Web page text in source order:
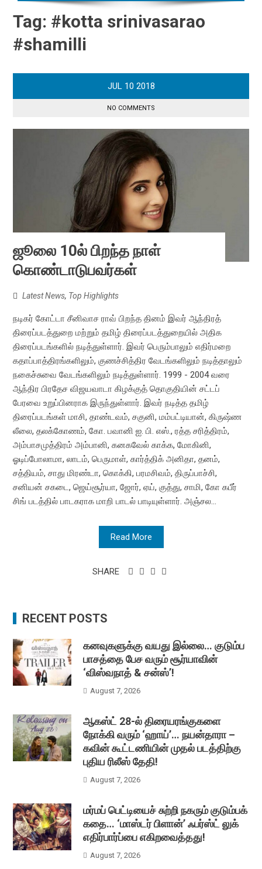
Tag: #kotta srinivasarao
#shamilli
JUL 10 2018
NO COMMENTS
ஜூலை 10ல் பிறந்த நாள்
கொண்டாடுபவர்கள்
Latest News, Top Highlights
நடிகர் கோட்டா சீனிவாச ராவ் பிறந்த தினம் இவர் ஆந்திரத்
திரைப்படத்துறை மற்றும் தமிழ் திரைப்படத்துறையில் அதிக
திரைப்படங்களில் நடித்துள்ளார். இவர் பெரும்பாலும் எதிர்மறை
கதாப்பாத்திரங்களிலும், குணச்சித்திர வேடங்களிலும் நடித்தாலும்
நகைச்சுவை வேடங்களிலும் நடித்துள்ளார். 1999 - 2004 வரை
ஆந்திர பிரதேச விஜயவாடா கிழக்குத் தொகுதியின் சட்டப்
பேரவை உறுப்பினராக இருந்துள்ளார். இவர் நடித்த தமிழ்
திரைப்படங்கள் மாசி, தாண்டவம், சகுனி, மம்பட்டியான், கிருஷ்ண
லீலை, தலக்கோணம், கோ. பவானி ஐ. பி. எஸ்., ரத்த சரித்திரம்,
அம்பாசமுத்திரம் அம்பானி, கனகவேல் காக்க, மோகினி,
ஓடிப்போலாமா, லாடம், பெருமாள், கார்த்திக் அனிதா, தனம்,
சத்தியம், சாது மிரண்டா, கொக்கி, பரமசிவம், திருப்பாச்சி,
சனியன் சகடை, ஜெய்சூர்யா, ஜோர், ஏய், குத்து, சாமி, கோ கபீர்
சிங் படத்தில் பாடகராக மாறி பாடல் பாடியுள்ளார். அஞ்சல...
Read More
SHARE
RECENT POSTS
கனவுகளுக்கு வயது இல்லை… குடும்ப
பாசத்தை பேச வரும் சூர்யாவின்
‘விஸ்வநாத் & சன்ஸ்’!
August 7, 2026
ஆகஸ்ட் 28-ல் திரையரங்குகளை
நோக்கி வரும் ‘ஹாய்’… நயன்தாரா –
கவின் கூட்டணியின் முதல் படத்திற்கு
புதிய ரிலீஸ் தேதி!
August 7, 2026
மர்மப் பெட்டியைச் சுற்றி நகரும் குடும்பக்
கதை… ‘மாஸ்டர் பிளான்’ ஃபர்ஸ்ட் லுக்
எதிர்பார்ப்பை எகிறவைத்தது!
August 7, 2026